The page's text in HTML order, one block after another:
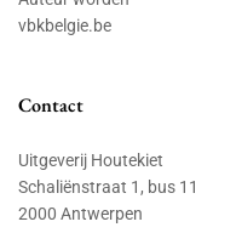
vbkbelgie.be
Contact
Uitgeverij Houtekiet
Schaliënstraat 1, bus 11
2000 Antwerpen